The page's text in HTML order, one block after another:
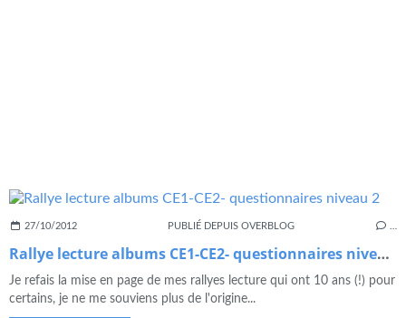
27/10/2012 PUBLIÉ DEPUIS OVERBLOG
Rallye lecture albums CE1-CE2- questionnaires niveau 2
Je refais la mise en page de mes rallyes lecture qui ont 10 ans (!) pour
certains, je ne me souviens plus de l'origine...